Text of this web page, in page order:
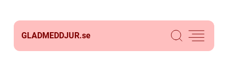
GLADMEDDJUR.se